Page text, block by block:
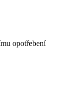
opotřebení